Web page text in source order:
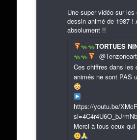
Une super vidéo sur
dessin animé de 1987 !
absolument !!
TORTUES
@Tenzoneart
Ces chiffres dans les
animés ne sont PAS
https://youtu.be/
Merci à tous ceux qui